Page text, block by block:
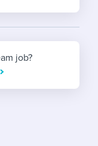
people
experiences
job?